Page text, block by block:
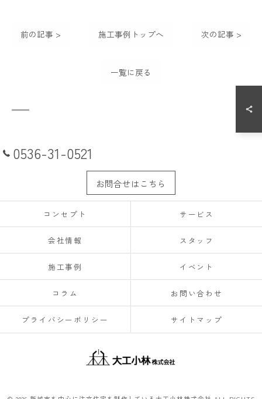
前の記事 > 施工事例トップへ 次の記事 >
一覧に戻る
0536-31-0521
お問合せはこちら
コンセプト サービス
会社情報 スタッフ
施工事例 イベント
コラム お問い合わせ
プライバシーポリシー サイトマップ